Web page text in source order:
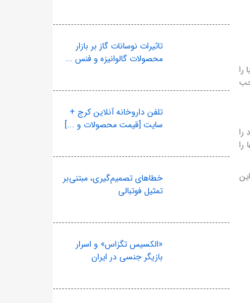
را
را
را
تاثیرات نوسانات گاز بر بازار
محصولات گالوانیزه و فنس ...
تلفن داروخانه آنلاین کرج +
سایت [قیمت محصولات و ...]
خطاهای تصمیم‌گیری، مبتنی‌بر
تمثیل فوتبالی
«الکسیس تگزاس» و اسرار
بازیگر جنسی در ایران